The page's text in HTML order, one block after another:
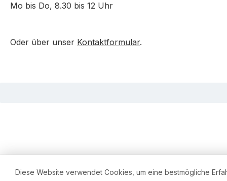
Mo bis Do, 8.30 bis 12 Uhr
Oder über unser Kontaktformular.
Diese Website verwendet Cookies, um eine bestmögliche